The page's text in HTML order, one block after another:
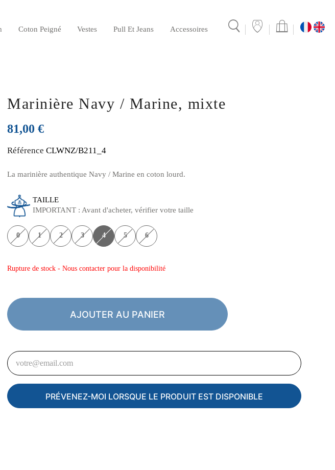
Coton Peigné Vestes Pull Et Jeans Accessoires
Marinière Navy / Marine, mixte
81,00 €
Référence CLWNZ/B211_4
La marinière authentique Navy / Marine en coton lourd.
TAILLE
IMPORTANT : Avant d'acheter, vérifier votre taille
0 1 2 3 4 5 6
Rupture de stock - Nous contacter pour la disponibilité
AJOUTER AU PANIER
PRÉVENEZ-MOI LORSQUE LE PRODUIT EST DISPONIBLE